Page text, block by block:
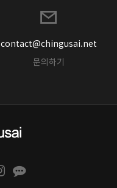
contact@chingusai.net
문의하기